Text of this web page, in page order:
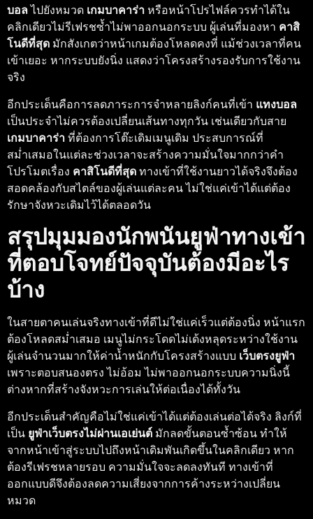
บอลไปยังหมวด เกมบาคาร่า หรือหน้าโปรไฟล์ควรทำได้ใน
คลิกเดียวไม่รีเฟรชซ้ำไม่พาออกนอกระบบ ผู้เล่นที่มองหา คาสิ
โนดีที่สุด มักสังเกตว่าหน้าเกมต้องโหลดคงที่ แม้ช่วงเวลาที่คน
เข้าเยอะ หากระบบยังนิ่ง แสดงว่าโครงสร้างรองรับการใช้งาน
จริง
อีกประเด็นคือการลดภาระการจำหลายลิงก์คนที่เข้า แทงบอล
เป็นประจำไม่ควรต้องเปลี่ยนเส้นทางทุกวัน เช่นเดียวกับสาย
เกมบาคาร่า ที่ต้องการโต๊ะเดิมเมนูเดิม ประสบการณ์ที่
สม่ำเสมอในแต่ละช่วงเวลาจะสร้างความมั่นใจมากกว่าคำ
โปรโมตเรื่อง คาสิโนดีที่สุด ทางเข้าที่ใช้งานยาวได้จริงจึงต้อง
สอดคล้องกับสไตล์ของผู้เล่นแต่ละคน ไม่ใช่แค่เข้าได้แต่ต้อง
รักษาจังหวะเดิมไว้ได้ตลอดวัน
สรุปมุมมองนักพนันยูฟ่าทางเข้า
ที่ตอบโจทย์ปัจจุบันต้องมีอะไร
บ้าง
ในสายตาคนเล่นจริงทางเข้าที่ดีไม่ใช่แค่เร็วแต่ต้องนิ่ง หน้าแรก
ต้องโหลดสม่ำเสมอ เมนูไม่กระโดดไม่เด้งหลุดระหว่างใช้งาน
ผู้เล่นจำนวนมากให้ค่าน้ำหนักกับโครงสร้างแบบ เว็บตรงยูฟ่า
เพราะตอบสนองตรง ไม่อ้อม ไม่พาออกนอกระบบความนิ่งนี้
ต่างหากที่สร้างจังหวะการเล่นให้ต่อเนื่องได้ทั้งวัน
อีกประเด็นสำคัญคือไม่ใช่แค่เข้าได้แต่ต้องเล่นต่อได้จริง ลิงก์ที่
เป็น ยูฟ่าเว็บตรงไม่ผ่านเอเย่นต์ มักลดขั้นตอนซ้ำซ้อน ทำให้
จากหน้าเข้าสู่ระบบไปถึงหน้าเดิมพันเกิดขึ้นในคลิกเดียว หาก
ต้องรีเฟรชหลายรอบ ความมั่นใจจะลดลงทันที ทางเข้าที่
ออกแบบดีจึงต้องลดความเสี่ยงจากการค้างระหว่างเปลี่ยน
หมวด